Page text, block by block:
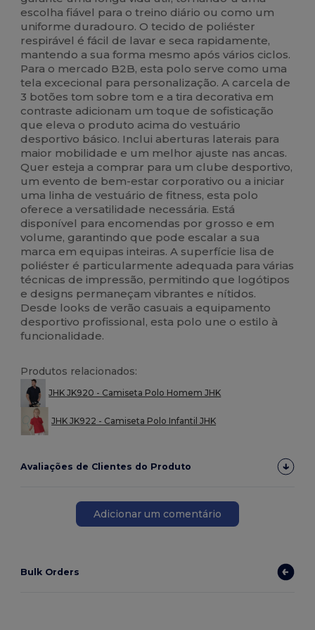
escolha fiável para o treino diário ou como um
uniforme duradouro. O tecido de poliéster
respirável é fácil de lavar e seca rapidamente,
mantendo a sua forma mesmo após vários ciclos.
Para o mercado B2B, esta polo serve como uma
tela excecional para personalização. A carcela de
3 botões tom sobre tom e a tira decorativa em
contraste adicionam um toque de sofisticação
que eleva o produto acima do vestuário
desportivo básico. Inclui aberturas laterais para
maior mobilidade e um melhor ajuste nas ancas.
Quer esteja a comprar para um clube desportivo,
um evento de bem-estar corporativo ou a iniciar
uma linha de vestuário de fitness, esta polo
oferece a versatilidade necessária. Está
disponível para encomendas por grosso e em
volume, garantindo que pode escalar a sua
marca em equipas inteiras. A superfície lisa de
poliéster é particularmente adequada para várias
técnicas de impressão, permitindo que logótipos
e designs permaneçam vibrantes e nítidos.
Desde looks de verão casuais a equipamento
desportivo profissional, esta polo une o estilo à
funcionalidade.
Produtos relacionados:
JHK JK920 - Camiseta Polo Homem JHK
JHK JK922 - Camiseta Polo Infantil JHK
Avaliações de Clientes do Produto
Adicionar um comentário
Bulk Orders